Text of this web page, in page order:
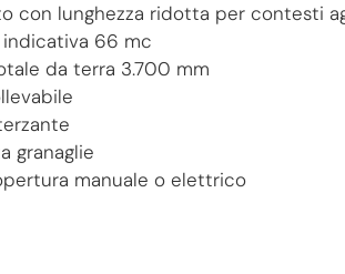
con lunghezza ridotta per contesti
66 mc
da terra 3.700 mm
granaglie
manuale o elettrico